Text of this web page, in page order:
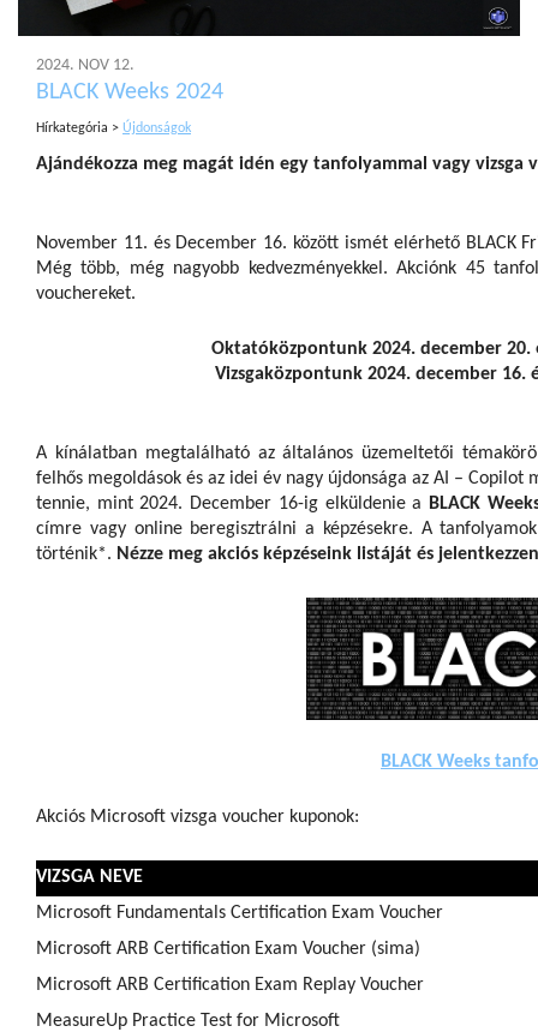
2024. NOV 12.
BLACK Weeks 2024
Hírkategória > Újdonságok
Ajándékozza meg magát idén egy tanfolyammal vagy vizsga
November 11. és December 16. között ismét elérhető BLACK
Még több, még nagyobb kedvezményekkel. Akciónk 45
vouchereket.
Oktatóközpontunk 2024. december
Vizsgaközpontunk 2024. december
A kínálatban megtalálható az általános üzemeltetői
felhős megoldások és az idei év nagy újdonsága az AI –
tennie, mint 2024. December 16-ig elküldenie a
BLACK
címre vagy online beregisztrálni a képzésekre. A
történik*. Nézze meg akciós képzéseink listáját és
BLACK Weeks
Akciós Microsoft vizsga voucher kuponok:
VIZSGA NEVE
Microsoft Fundamentals Certification Exam Voucher
Microsoft ARB Certification Exam Voucher (sima)
Microsoft ARB Certification Exam Replay Voucher
MeasureUp Practice Test for Microsoft